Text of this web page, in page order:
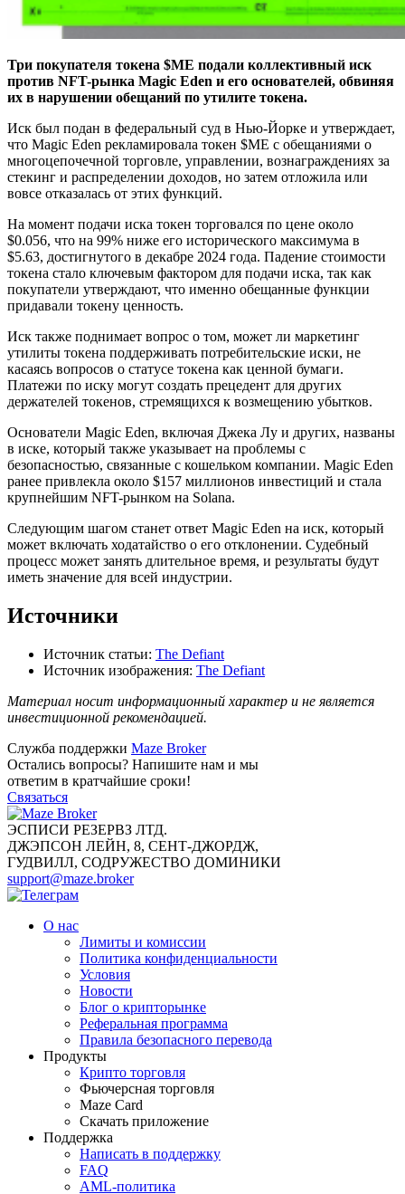
Три покупателя токена $ME подали коллективный иск
против NFT-рынка Magic Eden и его основателей, обвиняя
их в нарушении обещаний по утилите токена.
Иск был подан в федеральный суд в Нью-Йорке и утверждает,
что Magic Eden рекламировала токен $ME с обещаниями о
многоцепочечной торговле, управлении, вознаграждениях за
стекинг и распределении доходов, но затем отложила или
вовсе отказалась от этих функций.
На момент подачи иска токен торговался по цене около
$0.056, что на 99% ниже его исторического максимума в
$5.63, достигнутого в декабре 2024 года. Падение стоимости
токена стало ключевым фактором для подачи иска, так как
покупатели утверждают, что именно обещанные функции
придавали токену ценность.
Иск также поднимает вопрос о том, может ли маркетинг
утилиты токена поддерживать потребительские иски, не
касаясь вопросов о статусе токена как ценной бумаги.
Платежи по иску могут создать прецедент для других
держателей токенов, стремящихся к возмещению убытков.
Основатели Magic Eden, включая Джека Лу и других, названы
в иске, который также указывает на проблемы с
безопасностью, связанные с кошельком компании. Magic Eden
ранее привлекла около $157 миллионов инвестиций и стала
крупнейшим NFT-рынком на Solana.
Следующим шагом станет ответ Magic Eden на иск, который
может включать ходатайство о его отклонении. Судебный
процесс может занять длительное время, и результаты будут
иметь значение для всей индустрии.
Источники
Источник статьи: The Defiant
Источник изображения: The Defiant
Материал носит информационный характер и не является
инвестиционной рекомендацией.
Служба поддержки Maze Broker
Остались вопросы? Напишите нам и мы
ответим в кратчайшие сроки!
Связаться
ЭСПИСИ РЕЗЕРВЗ ЛТД.
ДЖЭПСОН ЛЕЙН, 8, СЕНТ-ДЖОРДЖ,
ГУДВИЛЛ, СОДРУЖЕСТВО ДОМИНИКИ
support@maze.broker
О нас
Лимиты и комиссии
Политика конфиденциальности
Условия
Новости
Блог о крипторынке
Реферальная программа
Правила безопасного перевода
Продукты
Крипто торговля
Фьючерсная торговля
Maze Card
Скачать приложение
Поддержка
Написать в поддержку
FAQ
AML-политика